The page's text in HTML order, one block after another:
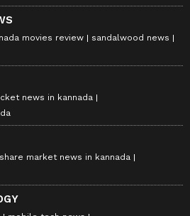
movies review
sandalwood news
news in kannada
share market news in kannada